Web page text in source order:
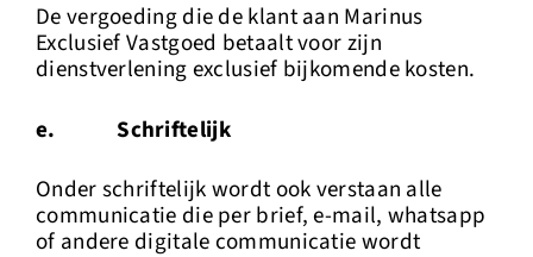
De vergoeding die de klant aan Marinus
Exclusief Vastgoed betaalt voor zijn
dienstverlening exclusief bijkomende kosten.
e. Schriftelijk
Onder schriftelijk wordt ook verstaan alle
communicatie die per brief, e-mail, whatsapp
of andere digitale communicatie wordt